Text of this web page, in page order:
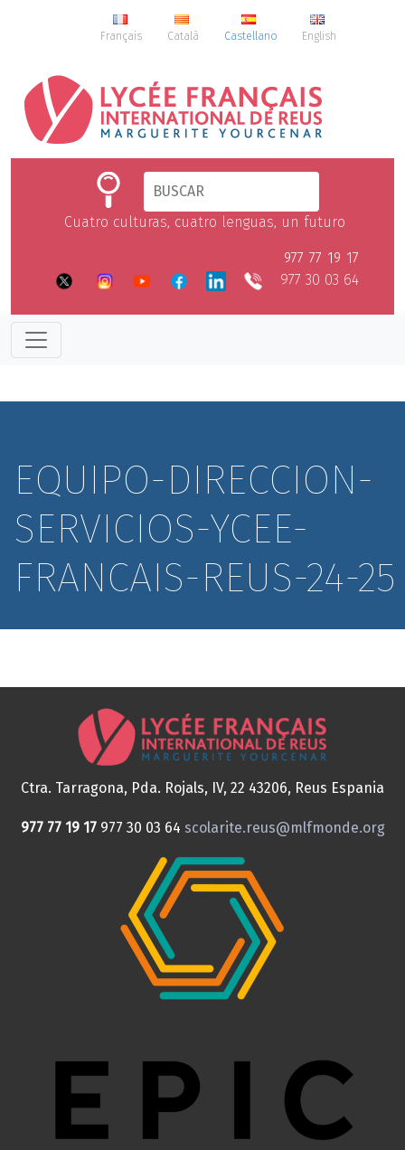
Français Català Castellano English
Cuatro culturas, cuatro lenguas, un futuro
977 77 19 17
977 30 03 64
EQUIPO-DIRECCION-
SERVICIOS-YCEE-
FRANCAIS-REUS-24-25
Ctra. Tarragona, Pda. Rojals, IV, 22 43206, Reus Espania
977 77 19 17 977 30 03 64 scolarite.reus@mlfmonde.org